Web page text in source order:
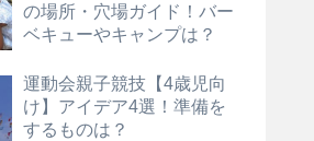
の場所・穴場ガイド！バー
ベキューやキャンプは？
運動会親子競技【4歳児向
け】アイデア4選！準備を
するものは？